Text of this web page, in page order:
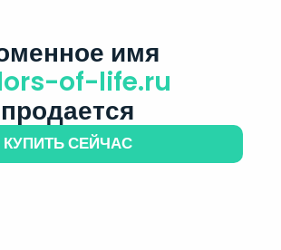
имя
of-life.ru
продается
КУПИТЬ СЕЙЧАС